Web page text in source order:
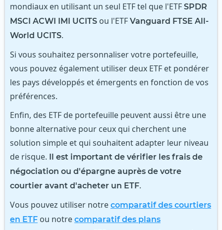
mondiaux en utilisant un seul ETF tel que l'ETF SPDR
MSCI ACWI IMI UCITS ou l'ETF Vanguard FTSE All-
World UCITS.
Si vous souhaitez personnaliser votre portefeuille,
vous pouvez également utiliser deux ETF et pondérer
les pays développés et émergents en fonction de vos
préférences.
Enfin, des ETF de portefeuille peuvent aussi être une
bonne alternative pour ceux qui cherchent une
solution simple et qui souhaitent adapter leur niveau
de risque. Il est important de vérifier les frais de
négociation ou d'épargne auprès de votre
courtier avant d'acheter un ETF.
Vous pouvez utiliser notre comparatif des courtiers
en ETF ou notre comparatif des plans